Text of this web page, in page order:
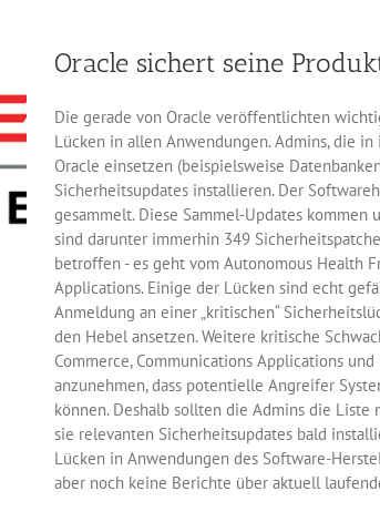
auf
Thunderbird
Oracle sichert seine
Die gerade von Oracle veröffentlichten
Lücken in allen Anwendungen. Admins, die
Oracle einsetzen (beispielsweise
Sicherheitsupdates installieren. Der
gesammelt. Diese Sammel-Updates
sind darunter immerhin 349
betroffen - es geht vom Autonomous Health
Applications. Einige der Lücken sind echt
Anmeldung an einer „kritischen“
den Hebel ansetzen. Weitere kritische
Commerce, Communications Applications
anzunehmen, dass potentielle Angreifer
können. Deshalb sollten die Admins die
sie relevanten Sicherheitsupdates bald
Lücken in Anwendungen des Software-
aber noch keine Berichte über aktuell